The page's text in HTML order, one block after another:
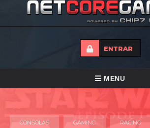
ENTRAR
ALTERNAR
MENU
TORNEIOS
CONSOLAS GAMING RACING